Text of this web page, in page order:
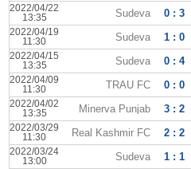
2022/04/22
13:35
Sudeva 0 : 3
2022/04/19
11:30
Sudeva 1 : 0
2022/04/15
13:35
Sudeva 0 : 4
2022/04/09
11:30
TRAU FC 0 : 0
2022/04/02
13:35
Minerva Punjab 3 : 2
2022/03/29
11:30
Real Kashmir FC 2 : 2
2022/03/24
13:00
Sudeva 1 : 1